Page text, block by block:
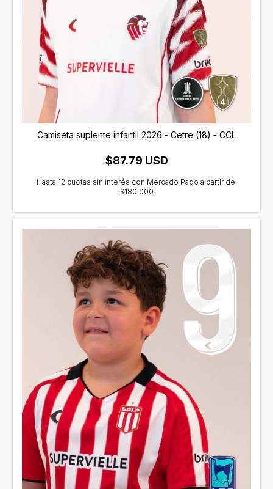
Camiseta suplente infantil 2026 - Cetre (18) - CCL
$87.79 USD